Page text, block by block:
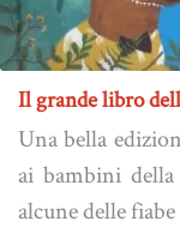
Il grande libro
Una bella
ai bambini
alcune delle